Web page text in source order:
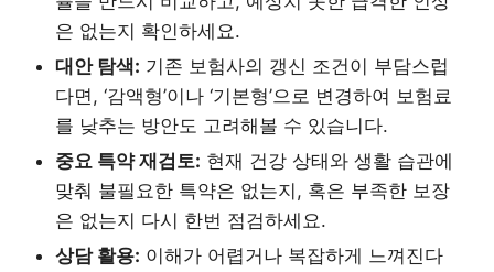
은 없는지 확인하세요.
대안 탐색: 기존 보험사의 갱신 조건이 부담스럽
다면, ‘감액형’이나 ‘기본형’으로 변경하여 보험료
를 낮추는 방안도 고려해볼 수 있습니다.
중요 특약 재검토: 현재 건강 상태와 생활 습관에
맞춰 불필요한 특약은 없는지, 혹은 부족한 보장
은 없는지 다시 한번 점검하세요.
상담 활용: 이해가 어렵거나 복잡하게 느껴진다